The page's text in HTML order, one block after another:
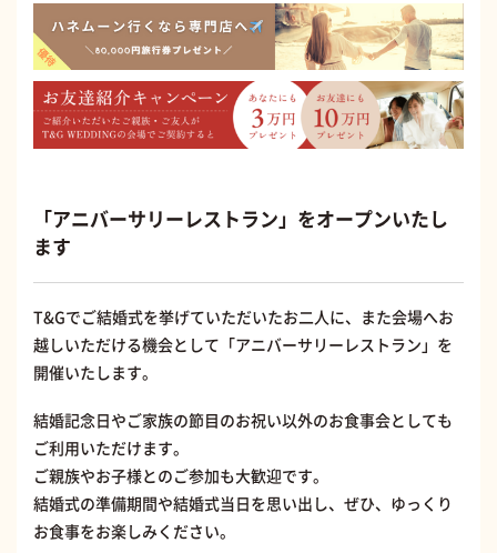
「アニバーサリーレストラン」をオープンいたし
ます
T&Gでご結婚式を挙げていただいたお二人に、また会場へお
越しいただける機会として「アニバーサリーレストラン」を
開催いたします。
結婚記念日やご家族の節目のお祝い以外のお食事会としても
ご利用いただけます。
ご親族やお子様とのご参加も大歓迎です。
結婚式の準備期間や結婚式当日を思い出し、ぜひ、ゆっくり
お食事をお楽しみください。